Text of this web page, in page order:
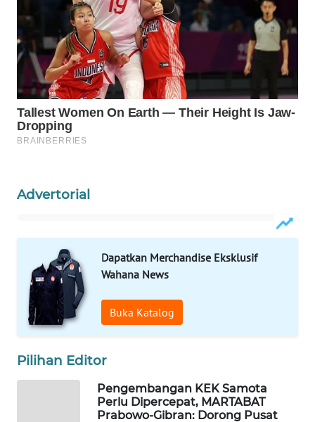
Advertorial
Dapatkan Merchandise Eksklusif
Wahana News
Buka Katalog
Pilihan Editor
Pengembangan KEK Samota
Perlu Dipercepat, MARTABAT
Prabowo-Gibran: Dorong Pusat
WAHANA
PERSONA
WAHANA
OTOMOTIF
WAHANA
HEALTH
DESA
WAHANA
Wahana
Network
LISTRIK